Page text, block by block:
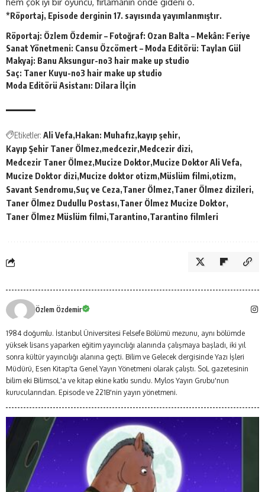
*Röportaj, Episode derginin 17. sayısında yayımlanmıştır.
Röportaj: Özlem Özdemir – Fotoğraf: Ozan Balta – Mekân: Feriye
Sanat Yönetmeni: Cansu Özcömert – Moda Editörü: Taylan Gül
Makyaj: Banu Aksungur-no3 hair make up studio
Saç: Taner Kuyu-no3 hair make up studio
Moda Editörü Asistanı: Dilara İlçin
Etiketler: Ali Vefa Hakan: Muhafız kayıp şehir
Kayıp Şehir Taner Ölmez medcezir Medcezir dizi
Medcezir Taner Ölmez Mucize Doktor Mucize Doktor Ali Vefa
Mucize Doktor dizi Mucize doktor otizm Müslüm filmi otizm
Savant Sendromu Suç ve Ceza Taner Ölmez Taner Ölmez dizileri
Taner Ölmez Dudullu Postası Taner Ölmez Mucize Doktor
Taner Ölmez Müslüm filmi Tarantino Tarantino filmleri
Özlem Özdemir
1984 doğumlu. İstanbul Üniversitesi Felsefe Bölümü mezunu, aynı bölümde
yüksek lisans yaparken eğitim yayıncılığı alanında çalışmaya başladı, iki yıl
sonra kültür yayıncılığı alanına geçti. Bilim ve Gelecek dergisinde Yazı İşleri
Müdürü, Esen Kitap'ta Genel Yayın Yönetmeni olarak çalıştı. SoL gazetesinin
bilim eki BilimsoL'a ve kitap ekine katkı sundu. Mylos Yayın Grubu'nun
kurucularından. Episode ve 221B'nin yayın yönetmeni.